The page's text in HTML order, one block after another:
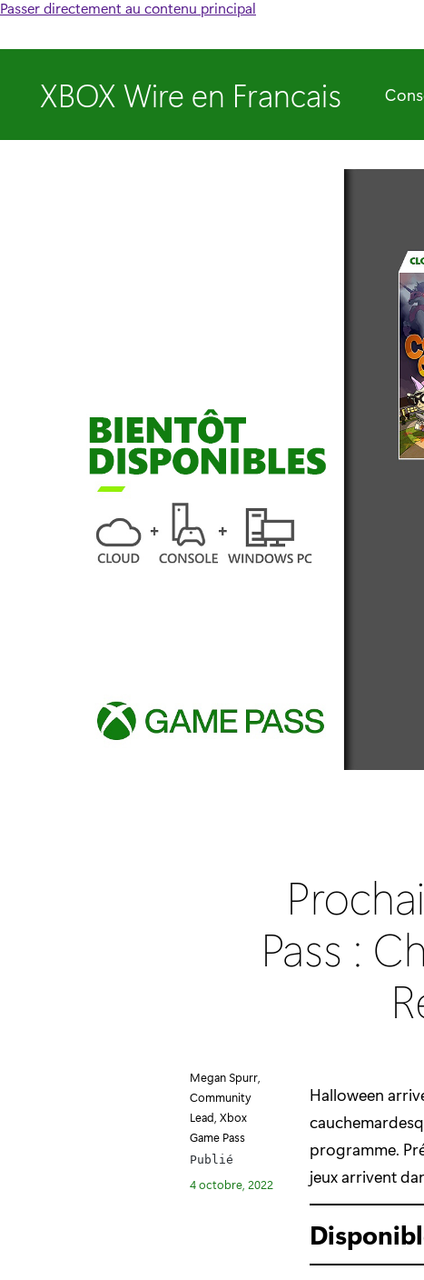
Passer directement au contenu principal
XBOX Wire en Francais
Pass :
Megan Spurr,
Community
Lead, Xbox
Game Pass
Publié
4 octobre, 2022
Halloween
programme.
jeux arrivent